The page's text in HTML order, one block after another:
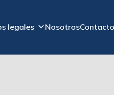
legales NosotrosContacto